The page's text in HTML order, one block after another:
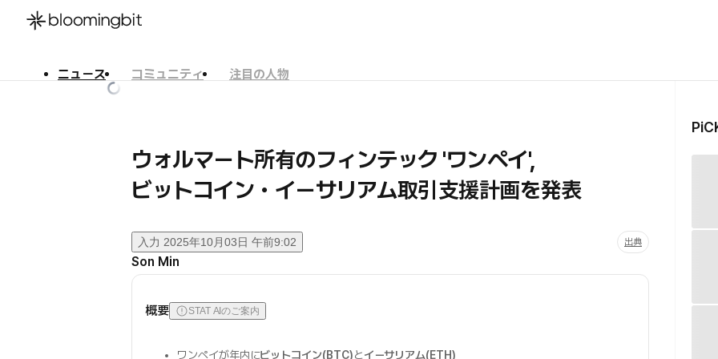
ニュース コミュニティ
注目の人物
ウォルマート所有のフィンテック 'ワンペイ',
ビットコイン・イーサリアム取引支援計画を発表
入力 2025年10月03日 午前9:02 出典
Son Min
概要 STAT AIのご案内
ワンペイが年内にビットコイン(BTC)とイーサリアム(ETH)